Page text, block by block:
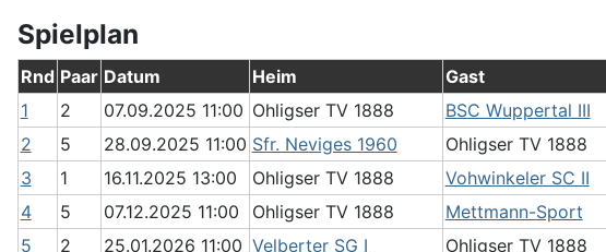
Spielplan
Rnd Paar Datum Heim Gast
1
2 07.09.2025 11:00 Ohligser TV 1888 BSC Wuppertal III
2
5 28.09.2025 11:00 Sfr. Neviges 1960 Ohligser TV 1888
3
1 16.11.2025 13:00 Ohligser TV 1888 Vohwinkeler SC II
4
5 07.12.2025 11:00 Ohligser TV 1888 Mettmann-Sport
5
2 25.01.2026 11:00 Velberter SG I Ohligser TV 1888